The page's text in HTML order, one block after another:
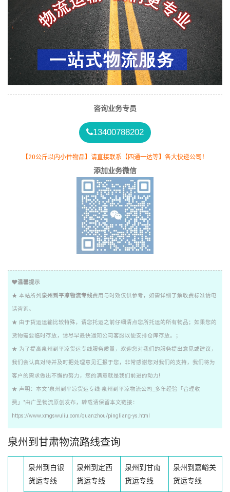
咨询业务专员
13400788202
【20公斤以内小件物品】请直接联系【四通一达等】各大快递公司！
添加业务微信
温馨提示
★ 本站所列 泉州到平凉物流专线费用与时效仅供参考，如需详细了解收费标准请电
话咨询。
★ 由于货运运输比较特殊，请您托运之前仔细清点您所托运的所有物品；如果您的
货物需要临时存放，请尽早最快通知公司客服以便安排仓库存放。；
★ 为了提高泉州到平凉货运专线服务质量，欢迎您对我们的服务提出意见或建议，
我们会认真对待并及时把处理意见汇报于您，非常感谢您对我们的支持，我们将为
客户的需求做出不懈的努力，您的满意就是我们前进的动力!
★ 声明：本文"泉州到平凉货运专线-泉州到平凉物流公司_多年经验「合理收
费」"由广圣物流原创发布，转载请保留本文链接：
https://www.xmgswuliu.com/quanzhou/pingliang-ys.html
泉州到甘肃物流路线查询
泉州到白银
货运专线
泉州到定西
货运专线
泉州到甘南
货运专线
泉州到嘉峪关
货运专线